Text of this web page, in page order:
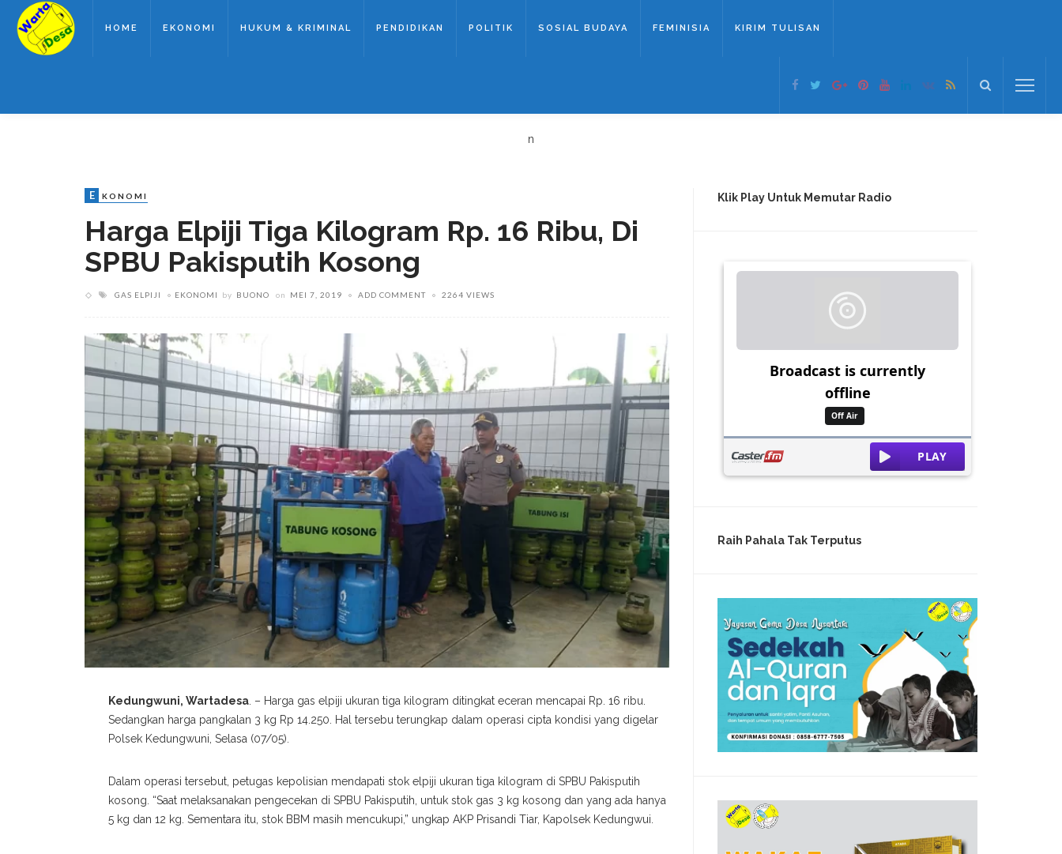
HOME EKONOMI HUKUM & KRIMINAL PENDIDIKAN POLITIK SOSIAL BUDAYA FEMINISIA KIRIM TULISAN
n
E KONOMI
Harga Elpiji Tiga Kilogram Rp. 16 Ribu, Di
SPBU Pakisputih Kosong
GAS ELPIJI EKONOMI by BUONO on MEI 7, 2019 ADD COMMENT 2264 VIEWS
Kedungwuni, Wartadesa . – Harga gas elpiji ukuran tiga kilogram ditingkat eceran mencapai Rp. 16 ribu.
Sedangkan harga pangkalan 3 kg Rp 14.250. Hal tersebu terungkap dalam operasi cipta kondisi yang digelar
Polsek Kedungwuni, Selasa (07/05).
Dalam operasi tersebut, petugas kepolisian mendapati stok elpiji ukuran tiga kilogram di SPBU Pakisputih
kosong. “Saat melaksanakan pengecekan di SPBU Pakisputih, untuk stok gas 3 kg kosong dan yang ada hanya
5 kg dan 12 kg. Sementara itu, stok BBM masih mencukupi,” ungkap AKP Prisandi Tiar, Kapolsek Kedungwui.
Klik Play Untuk Memutar Radio
Raih Pahala Tak Terputus